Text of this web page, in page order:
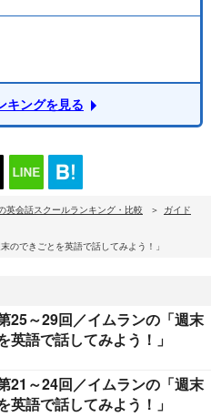
キングを見る
英会話スクールランキング・比較
ガイド
のできごとを英語で話してみよう！」
25～29回／イムランの「週末
英語で話してみよう！」
21～24回／イムランの「週末
英語で話してみよう！」